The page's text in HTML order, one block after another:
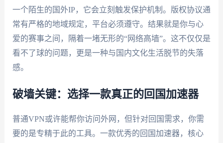
一个陌生的国外IP，它会立刻触发保护机制。版权协议通
常有严格的地域规定，平台必须遵守。结果就是你与心
爱的赛事之间，隔着一堵无形的“网络高墙”。这不仅仅是
看不了球的问题，更是一种与国内文化生活脱节的失落
感。
破墙关键：选择一款真正的回国加速器
普通VPN或许能帮你访问外网，但针对回国需求，你需
要的是专精于此的工具。一款优秀的回国加速器，核心